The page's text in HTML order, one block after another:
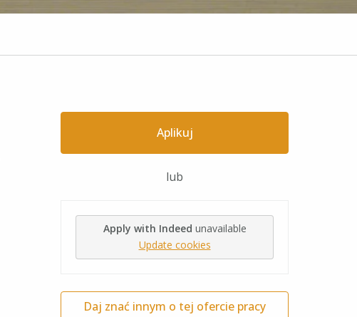
Aplikuj
lub
Apply with Indeed unavailable
Update cookies
Daj znać innym o tej ofercie pracy